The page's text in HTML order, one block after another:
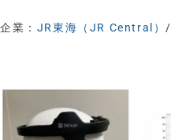
企業： JR東海（JR Central）/